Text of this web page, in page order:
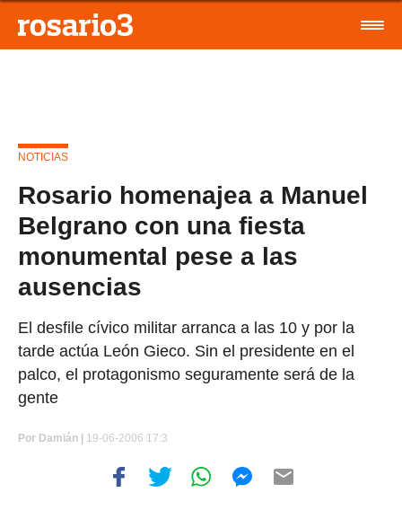
NOTICIAS
Rosario homenajea a Manuel
Belgrano con una fiesta
monumental pese a las
ausencias
El desfile cívico militar arranca a las 10 y por la
tarde actúa León Gieco. Sin el presidente en el
palco, el protagonismo seguramente será de la
gente
Por Damián | 19-06-2006 17:3